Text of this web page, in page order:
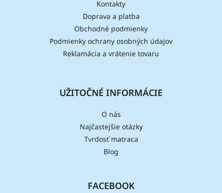
Kontakty
Doprava a platba
Obchodné podmienky
Podmienky ochrany osobných údajov
Reklamácia a vrátenie tovaru
UŽITOČNÉ INFORMÁCIE
O nás
Najčastejšie otázky
Tvrdosť matraca
Blog
FACEBOOK